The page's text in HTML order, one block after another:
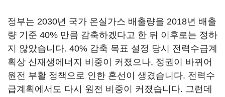
정부는 2030년 국가 온실가스 배출량을 2018년 배출
량 기준 40% 만큼 감축하겠다고 한 뒤 이후로는 정하
지 않았습니다. 40% 감축 목표 설정 당시 전력수급계
획상 신재생에너지 비중이 커졌으나, 정권이 바뀌어
원전 부활 정책으로 인한 혼선이 생겼습니다. 전력수
급계획에서도 다시 원전 비중이 커졌습니다. 그런데